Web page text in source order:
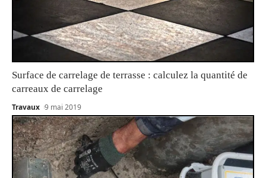
Surface de carrelage de terrasse : calculez la quantité de
carreaux de carrelage
Travaux 9 mai 2019